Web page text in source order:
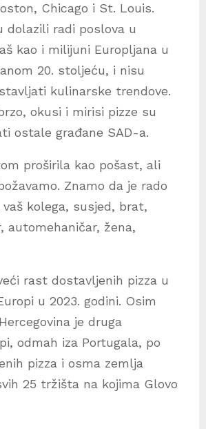
Chicago i St. Louis.
dolazili radi poslova u
kao i milijuni Europljana u
20. stoljeću, i nisu
kulinarske trendove.
okusi i mirisi pizze su
ostale građane SAD-a.
proširila kao pošast, ali
Znamo da je rado
kolega, susjed, brat,
automehaničar, žena,
rast dostavljenih pizza u
u 2023. godini. Osim
je druga
odmah iza Portugala, po
pizza i osma zemlja
25 tržišta na kojima Glovo